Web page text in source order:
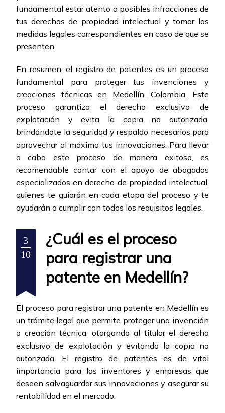
fundamental estar atento a posibles infracciones de
tus derechos de propiedad intelectual y tomar las
medidas legales correspondientes en caso de que se
presenten.
En resumen, el registro de patentes es un proceso
fundamental para proteger tus invenciones y
creaciones técnicas en Medellín, Colombia. Este
proceso garantiza el derecho exclusivo de
explotación y evita la copia no autorizada,
brindándote la seguridad y respaldo necesarios para
aprovechar al máximo tus innovaciones. Para llevar
a cabo este proceso de manera exitosa, es
recomendable contar con el apoyo de abogados
especializados en derecho de propiedad intelectual,
quienes te guiarán en cada etapa del proceso y te
ayudarán a cumplir con todos los requisitos legales.
3
10
¿Cuál es el proceso
para registrar una
patente en Medellín?
El proceso para registrar una patente en Medellín es
un trámite legal que permite proteger una invención
o creación técnica, otorgando al titular el derecho
exclusivo de explotación y evitando la copia no
autorizada. El registro de patentes es de vital
importancia para los inventores y empresas que
deseen salvaguardar sus innovaciones y asegurar su
rentabilidad en el mercado.